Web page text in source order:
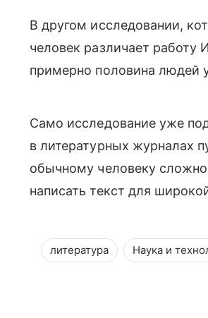
В другом исследовании,
человек различает
примерно половина людей
Само исследование уже
в литературных журналах
обычному человеку
написать текст для
литература Наука и